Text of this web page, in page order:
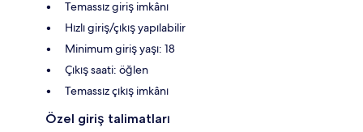
Temassız giriş imkânı
Hızlı giriş/çıkış yapılabilir
Minimum giriş yaşı: 18
Çıkış saati: öğlen
Temassız çıkış imkânı
Özel giriş talimatları